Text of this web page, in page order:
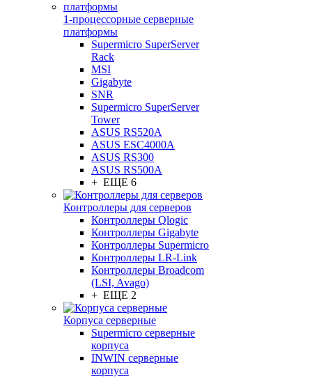
1-процессорные серверные
платформы
Supermicro SuperServer
Rack
MSI
Gigabyte
SNR
Supermicro SuperServer
Tower
ASUS RS520A
ASUS ESC4000A
ASUS RS300
ASUS RS500A
+ ЕЩЕ 6
Контроллеры для серверов
Контроллеры Qlogic
Контроллеры Gigabyte
Контроллеры Supermicro
Контроллеры LR-Link
Контроллеры Broadcom
(LSI, Avago)
+ ЕЩЕ 2
Корпуса серверные
Supermicro серверные
корпуса
INWIN серверные
корпуса